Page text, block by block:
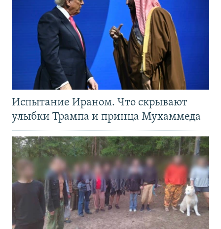
Испытание Ираном. Что скрывают
улыбки Трампа и принца Мухаммеда